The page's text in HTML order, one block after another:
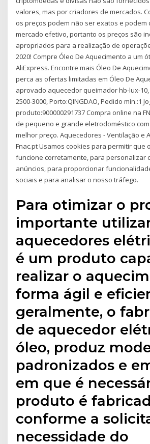
valores, mas por criadores de mercados.
os preços podem não ser exatos e podem
mercado efetivo, portanto os preços são
apropriados para a realização de
2020! Compre Óleo De Aquecimento a um
AliExpress. Encontre mais Óleo De
perca as ofertas limitadas em Óleo De
aprovado aquecedor queimador hb-lux-10,
2500-3000, Porto:QINGDAO, Pedido mín.:1
produto:900000291737 Compra online na
de pequeno e grande eletrodoméstico
melhor preço. Aquecedores - Ventilação e
Fnac.pt Usamos cookies para permitir que
funcione corretamente, para personalizar
anúncios, para proporcionar
sociais e para analisar o nosso tráfego.
Para otimizar o
importante
aquecedores
é um produto
realizar o
forma ágil e
geralmente, o
de aquecedor
óleo, produz
padronizados e
em que é
produto é
conforme a
necessidade do